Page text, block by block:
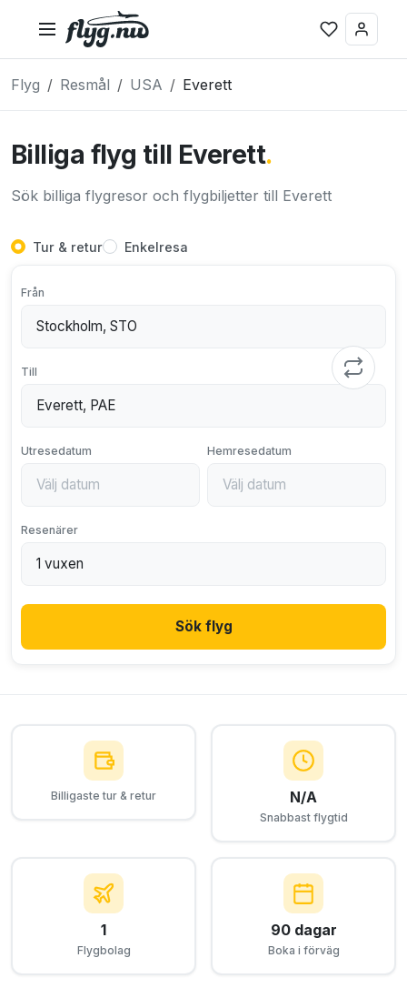
Flyg Resmål USA Everett
Billiga flyg till Everett.
Sök billiga flygresor och flygbiljetter till Everett
Tur & retur Enkelresa
Från
Till
Utresedatum Hemresedatum
Resenärer
Sök flyg
Billigaste tur & retur N/A
Snabbast flygtid
1
Flygbolag
90 dagar
Boka i förväg